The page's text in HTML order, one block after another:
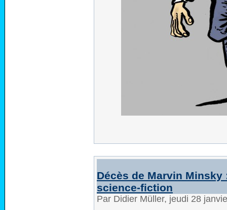
Décès de Marvin
science-fiction
Par Didier Müller, jeudi 28